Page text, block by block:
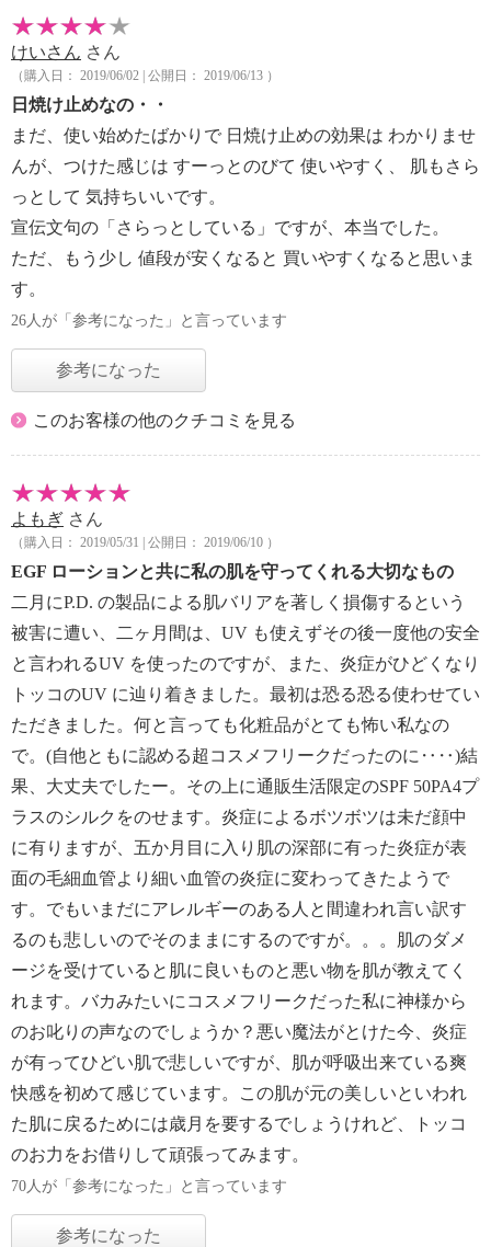
けいさん さん
（購入日： 2019/06/02 | 公開日： 2019/06/13 ）
日焼け止めなの・・
まだ、使い始めたばかりで 日焼け止めの効果は わかりませ
んが、つけた感じは すーっとのびて 使いやすく、 肌もさら
っとして 気持ちいいです。
宣伝文句の「さらっとしている」ですが、本当でした。
ただ、もう少し 値段が安くなると 買いやすくなると思いま
す。
26人が「参考になった」と言っています
参考になった
このお客様の他のクチコミを見る
よもぎ さん
（購入日： 2019/05/31 | 公開日： 2019/06/10 ）
EGF ローションと共に私の肌を守ってくれる大切なもの
二月にP.D. の製品による肌バリアを著しく損傷するという
被害に遭い、二ヶ月間は、UV も使えずその後一度他の安全
と言われるUV を使ったのですが、また、炎症がひどくなり
トッコのUV に辿り着きました。最初は恐る恐る使わせてい
ただきました。何と言っても化粧品がとても怖い私なの
で。(自他ともに認める超コスメフリークだったのに‥‥)結
果、大丈夫でしたー。その上に通販生活限定のSPF 50PA4プ
ラスのシルクをのせます。炎症によるボツボツは未だ顔中
に有りますが、五か月目に入り肌の深部に有った炎症が表
面の毛細血管より細い血管の炎症に変わってきたようで
す。でもいまだにアレルギーのある人と間違われ言い訳す
るのも悲しいのでそのままにするのですが。。。肌のダメ
ージを受けていると肌に良いものと悪い物を肌が教えてく
れます。バカみたいにコスメフリークだった私に神様から
のお叱りの声なのでしょうか？悪い魔法がとけた今、炎症
が有ってひどい肌で悲しいですが、肌が呼吸出来ている爽
快感を初めて感じています。この肌が元の美しいといわれ
た肌に戻るためには歳月を要するでしょうけれど、トッコ
のお力をお借りして頑張ってみます。
70人が「参考になった」と言っています
参考になった